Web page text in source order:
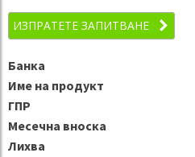
ИЗПРАТЕТЕ ЗАПИТВАНЕ
Банка
Име на продукт
ГПР
Месечна вноска
Лихва